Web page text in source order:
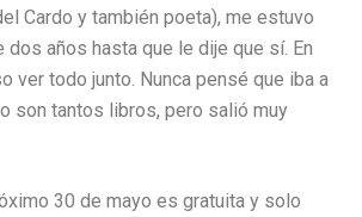
Cardo y también poeta), me estuvo
dos años hasta que le dije que sí. En
ver todo junto. Nunca pensé que iba a
son tantos libros, pero salió muy
30 de mayo es gratuita y solo